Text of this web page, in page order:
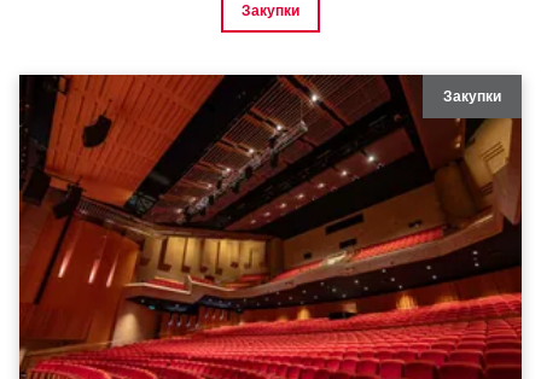
Закупки
Закупки